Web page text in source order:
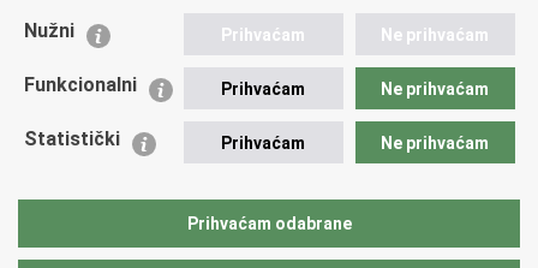
Udruge
Policijska akademija
Zaklada policijske solidarnosti
Vučetić"
Nužni Prihvaćam Ne prihvaćam
Funkcionalni Prihvaćam Ne prihvaćam
Statistički Prihvaćam Ne prihvaćam
Prihvaćam odabrane